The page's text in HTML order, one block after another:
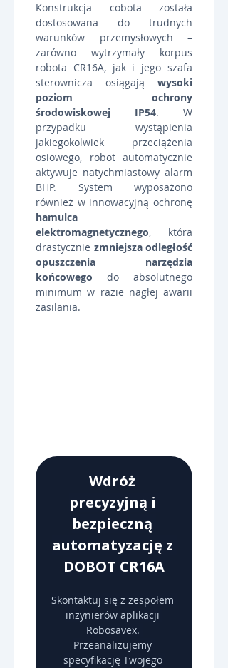
Konstrukcja cobota została
dostosowana do trudnych
warunków przemysłowych –
zarówno wytrzymały korpus
robota CR16A, jak i jego szafa
sterownicza osiągają wysoki
poziom ochrony
środowiskowej IP54. W
przypadku wystąpienia
jakiegokolwiek przeciążenia
osiowego, robot automatycznie
aktywuje natychmiastowy alarm
BHP. System wyposażono
hamulca
elektromagnetycznego, która
drastycznie zmniejsza odległość
opuszczenia narzędzia
końcowego do absolutnego
minimum w razie nagłej awarii
zasilania.
Wdróż
precyzyjną i
bezpieczną
automatyzację z
DOBOT CR16A
Skontaktuj się z zespołem
inżynierów aplikacji
Robosavex.
Przeanalizujemy
specyfikację Twojego